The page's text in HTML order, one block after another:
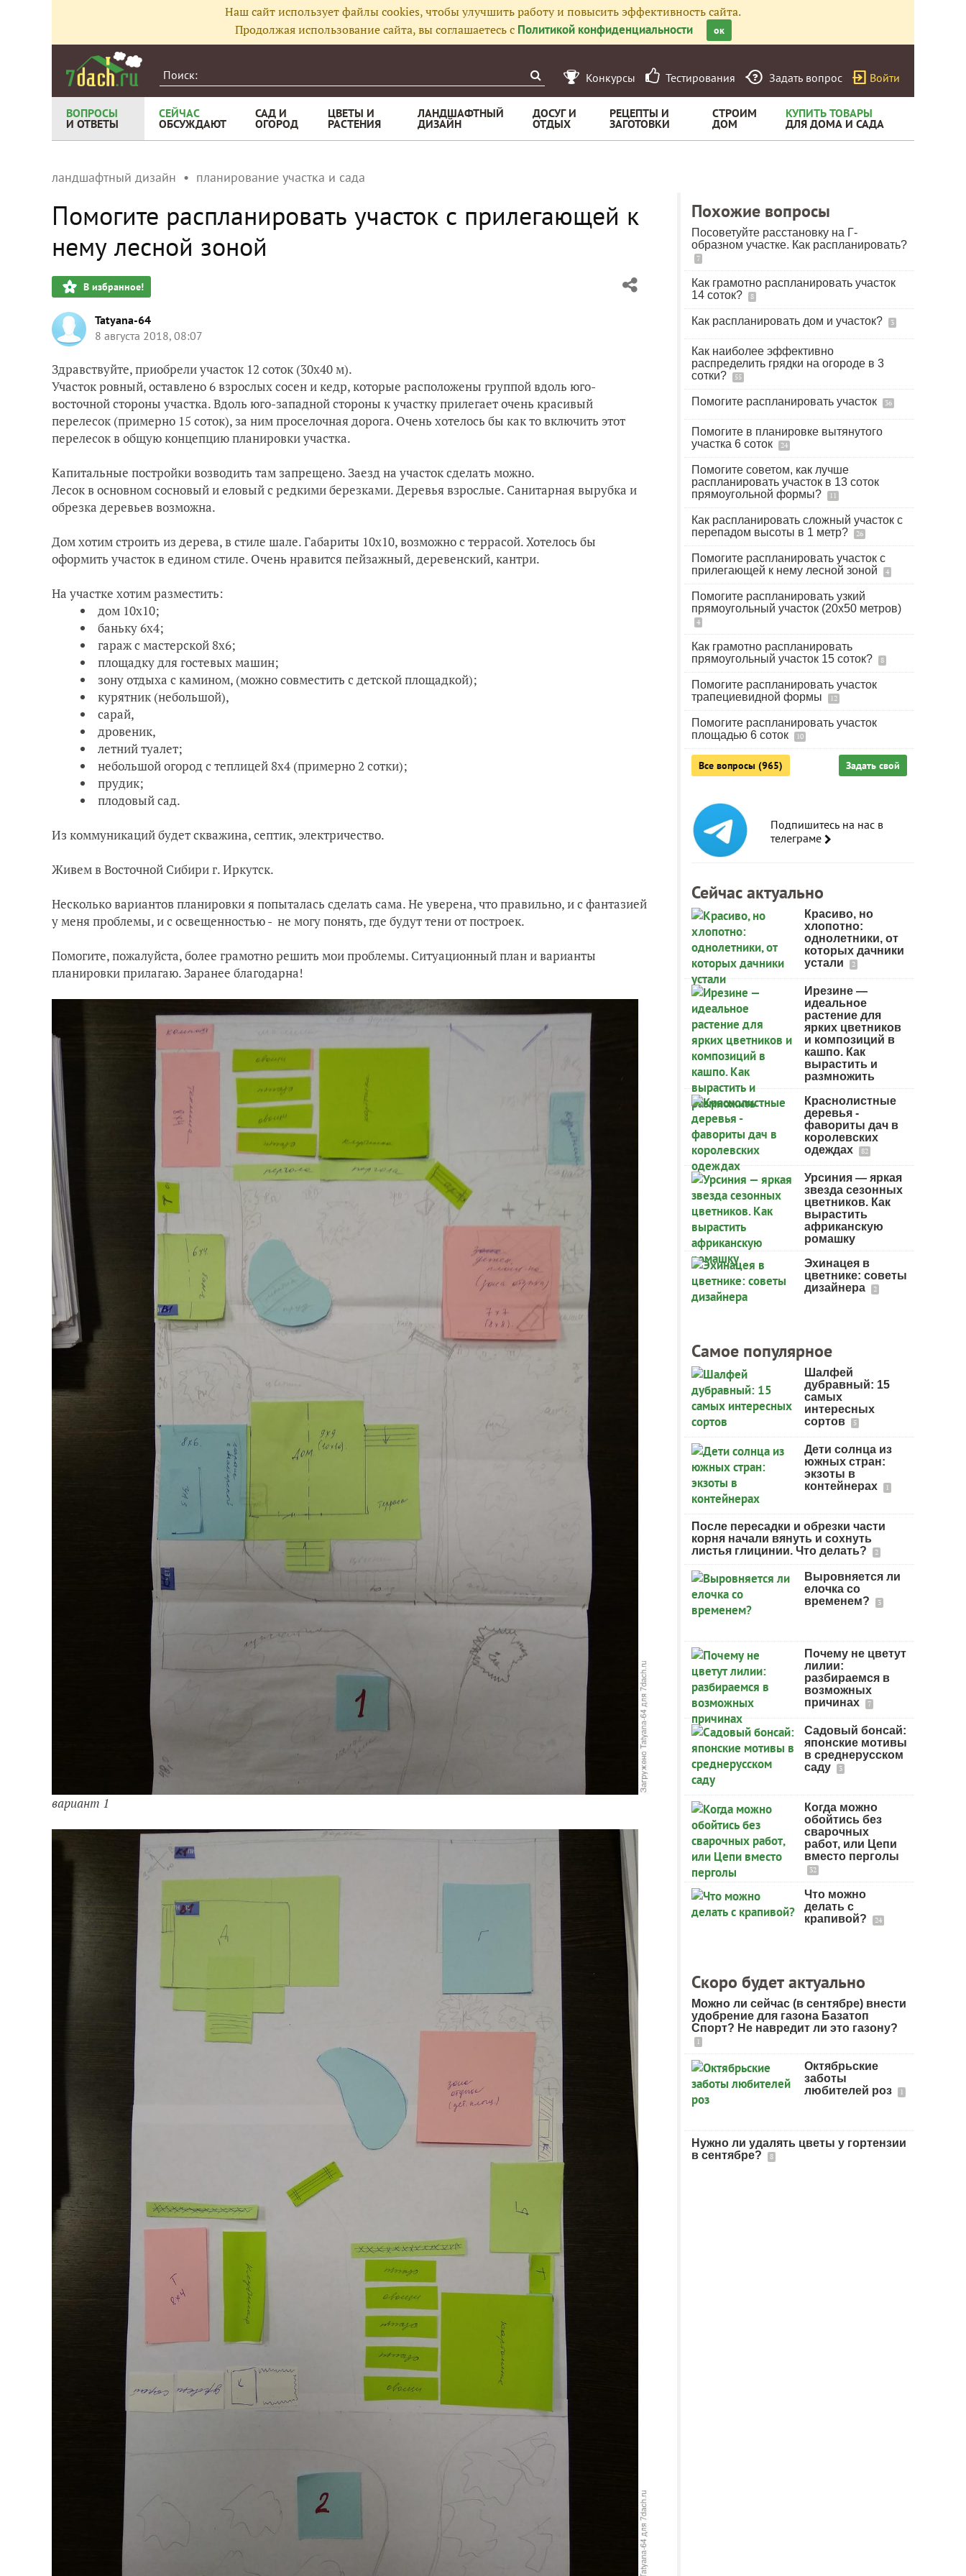
Наш сайт использует файлы cookies, чтобы улучшить работу и повысить эффективность сайта.
Продолжая использование сайта, вы соглашаетесь с Политикой конфиденциальности ок
Конкурсы Тестирования Задать вопрос Войти
ВОПРОСЫ
И ОТВЕТЫ
СЕЙЧАС
ОБСУЖДАЮТ
САД И
ОГОРОД
ЦВЕТЫ И
РАСТЕНИЯ
ЛАНДШАФТНЫЙ
ДИЗАЙН
ДОСУГ И
ОТДЫХ
РЕЦЕПТЫ И
ЗАГОТОВКИ
СТРОИМ
ДОМ
КУПИТЬ ТОВАРЫ
ДЛЯ ДОМА И САДА
ландшафтный дизайн планирование участка и сада
Помогите распланировать участок с прилегающей к
нему лесной зоной
В избранное!
Tatyana-64
8 августа 2018, 08:07
Здравствуйте, приобрели участок 12 соток (30х40 м).
Участок ровный, оставлено 6 взрослых сосен и кедр, которые расположены группой вдоль юго-
восточной стороны участка. Вдоль юго-западной стороны к участку прилегает очень красивый
перелесок (примерно 15 соток), за ним проселочная дорога. Очень хотелось бы как то включить этот
перелесок в общую концепцию планировки участка.
Капитальные постройки возводить там запрещено. Заезд на участок сделать можно.
Лесок в основном сосновый и еловый с редкими березками. Деревья взрослые. Санитарная вырубка и
обрезка деревьев возможна.
Дом хотим строить из дерева, в стиле шале. Габариты 10х10, возможно с террасой. Хотелось бы
оформить участок в едином стиле. Очень нравится пейзажный, деревенский, кантри.
На участке хотим разместить:
дом 10х10;
баньку 6х4;
гараж с мастерской 8х6;
площадку для гостевых машин;
зону отдыха с камином, (можно совместить с детской площадкой);
курятник (небольшой),
сарай,
дровеник,
летний туалет;
небольшой огород с теплицей 8х4 (примерно 2 сотки);
прудик;
плодовый сад.
Из коммуникаций будет скважина, септик, электричество.
Живем в Восточной Сибири г. Иркутск.
Несколько вариантов планировки я попыталась сделать сама. Не уверена, что правильно, и с фантазией
у меня проблемы, и с освещенностью - не могу понять, где будут тени от построек.
Помогите, пожалуйста, более грамотно решить мои проблемы. Ситуационный план и варианты
планировки прилагаю. Заранее благодарна!
вариант 1
Похожие вопросы
Посоветуйте расстановку на Г-
образном участке. Как распланировать?
7
Как грамотно распланировать участок
14 соток?
8
Как распланировать дом и участок? 3
Как наиболее эффективно
распределить грядки на огороде в 3
сотки?
55
Помогите распланировать участок 36
Помогите в планировке вытянутого
участка 6 соток
24
Помогите советом, как лучше
распланировать участок в 13 соток
прямоугольной формы?
11
Как распланировать сложный участок с
перепадом высоты в 1 метр?
26
Помогите распланировать участок с
прилегающей к нему лесной зоной
4
Помогите распланировать узкий
прямоугольный участок (20х50 метров)
4
Как грамотно распланировать
прямоугольный участок 15 соток?
8
Помогите распланировать участок
трапециевидной формы
12
Помогите распланировать участок
площадью 6 соток
10
Все вопросы (965) Задать свой
Подпишитесь на нас в
телеграме
Сейчас актуально
Красиво, но
хлопотно:
однолетники, от
которых дачники
устали
2
Ирезине —
идеальное
растение для
ярких цветников
и композиций в
кашпо. Как
вырастить и
размножить
Краснолистные
деревья -
фавориты дач в
королевских
одеждах
82
Урсиния — яркая
звезда сезонных
цветников. Как
вырастить
африканскую
ромашку
Эхинацея в
цветнике: советы
дизайнера
2
Самое популярное
Шалфей
дубравный: 15
самых
интересных
сортов
5
Дети солнца из
южных стран:
экзоты в
контейнерах
1
После пересадки и обрезки части
корня начали вянуть и сохнуть
листья глицинии. Что делать?
2
Выровняется ли
елочка со
временем?
3
Почему не цветут
лилии:
разбираемся в
возможных
причинах
7
Садовый бонсай:
японские мотивы
в среднерусском
саду
3
Когда можно
обойтись без
сварочных
работ, или Цепи
вместо перголы
32
Что можно
делать с
крапивой?
24
Скоро будет актуально
Можно ли сейчас (в сентябре) внести
удобрение для газона Базатоп
Спорт? Не навредит ли это газону?
1
Октябрьские
заботы
любителей роз
1
Нужно ли удалять цветы у гортензии
в сентябре?
8